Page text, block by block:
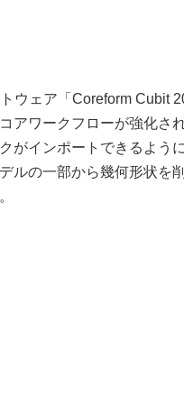
ウェア「Coreform Cubit
アワークフローが強化さ
がインポートできるよう
ルの一部から幾何形状を